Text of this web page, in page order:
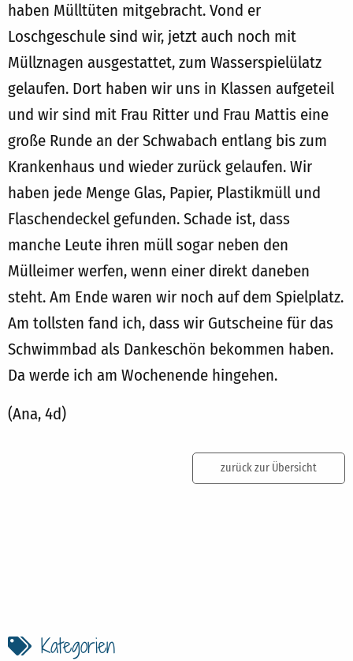
haben Mülltüten mitgebracht. Vond er
Loschgeschule sind wir, jetzt auch noch mit
Müllznagen ausgestattet, zum Wasserspielülatz
gelaufen. Dort haben wir uns in Klassen aufgeteil
und wir sind mit Frau Ritter und Frau Mattis eine
große Runde an der Schwabach entlang bis zum
Krankenhaus und wieder zurück gelaufen. Wir
haben jede Menge Glas, Papier, Plastikmüll und
Flaschendeckel gefunden. Schade ist, dass
manche Leute ihren müll sogar neben den
Mülleimer werfen, wenn einer direkt daneben
steht. Am Ende waren wir noch auf dem Spielplatz.
Am tollsten fand ich, dass wir Gutscheine für das
Schwimmbad als Dankeschön bekommen haben.
Da werde ich am Wochenende hingehen.
(Ana, 4d)
zurück zur Übersicht
Kategorien